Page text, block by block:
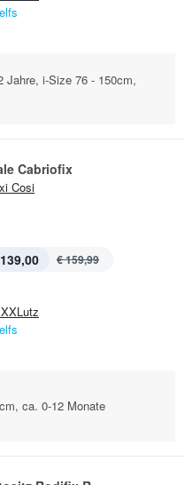
Jahre, i-Size 76 - 150cm,
Cabriofix
Cosi
€ 159,99
ca. 0-12 Monate